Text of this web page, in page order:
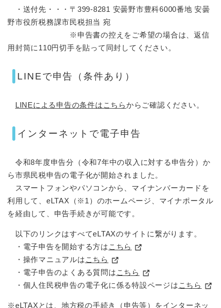
・送付先・・・〒399-8281 安曇野市豊科6000番地 安曇
野市役所税務課市民税担当 宛
​ ※申告書の控えをご希望の場合は、返信
用封筒に110円切手を貼って同封してください。
LINEで申告（条件あり）
LINEによる申告の条件はこちらからご確認ください。
インターネットで電子申告
令和8年度申告分（令和7年中の収入に対する申告分）か
ら市県民税申告の電子化が開始されました。
スマートフォンやパソコンから、マイナンバーカードを
利用して、eLTAX（※1）のホームページ、マイナポータル
を経由して、申告手続きが可能です。
以下のリンクはすべてeLTAXのサイトに繋がります。
・電子申告を開始する方は こちら
・操作マニュアルは こちら
・電子申告のよくある質問は こちら
・ 個人住民税申告の電子化に係る特設ページは こちら
※eLTAXとは、地方税の手続き（申告等）をインターネッ